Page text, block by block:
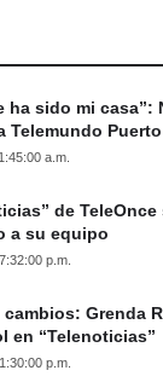
ha sido mi casa”:
Telemundo
a.m.
de
a su equipo
p.m.
cambios: Grenda
en “Telenoticias”
p.m.